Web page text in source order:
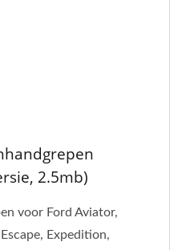
2.5mb)
voor Ford Aviator,
Expedition,